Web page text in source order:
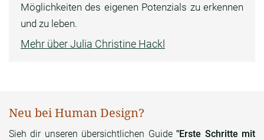
Möglichkeiten des eigenen Potenzials zu erkennen
und zu leben.
Mehr über Julia Christine Hackl
Neu bei Human Design?
Sieh dir unseren übersichtlichen Guide"Erste Schritte mit